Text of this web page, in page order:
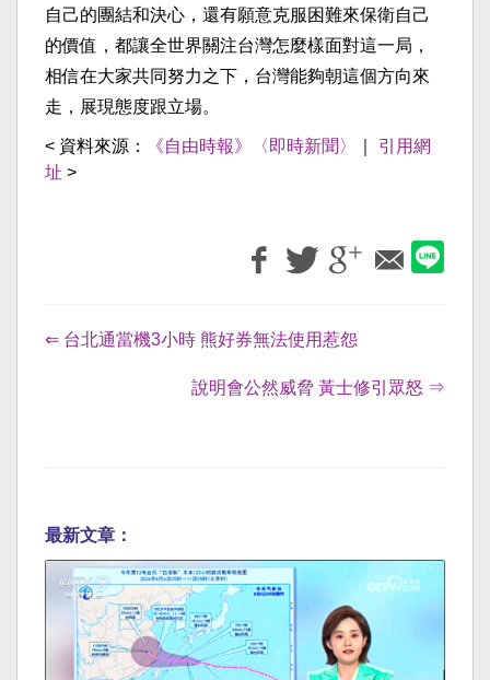
自己的團結和決心，還有願意克服困難來保衛自己
的價值，都讓全世界關注台灣怎麼樣面對這一局，
相信在大家共同努力之下，台灣能夠朝這個方向來
走，展現態度跟立場。
< 資料來源： 《自由時報》〈即時新聞〉
引用網
址 >
⇐ 台北通當機3小時 熊好券無法使用惹怨
說明會公然威脅 黃士修引眾怒 ⇒
最新文章：